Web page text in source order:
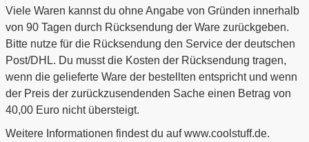
Viele Waren kannst du ohne Angabe von Gründen innerhalb
von 90 Tagen durch Rücksendung der Ware zurückgeben.
Bitte nutze für die Rücksendung den Service der deutschen
Post/DHL. Du musst die Kosten der Rücksendung tragen,
wenn die gelieferte Ware der bestellten entspricht und wenn
der Preis der zurückzusendenden Sache einen Betrag von
40,00 Euro nicht übersteigt.
Weitere Informationen findest du auf www.coolstuff.de.